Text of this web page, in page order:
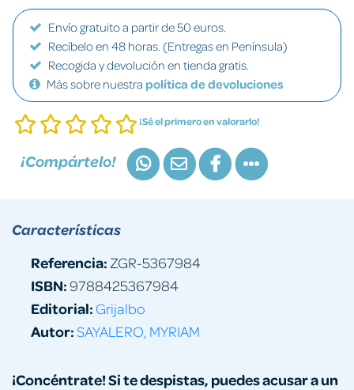
Envío gratuito a partir de 50 euros.
Recíbelo en 48 horas. (Entregas en Península)
Recogida y devolución en tienda gratis.
Más sobre nuestra política de devoluciones
¡Sé el primero en valorarlo!
¡Compártelo!
¡Concéntrate! Si te despistas, puedes acusar a un
Características
Referencia: ZGR-5367984
ISBN:9788425367984
Editorial: Grijalbo
Autor:SAYALERO, MYRIAM